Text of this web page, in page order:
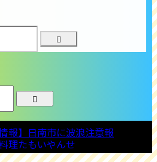
情報】日南市に波浪注意報